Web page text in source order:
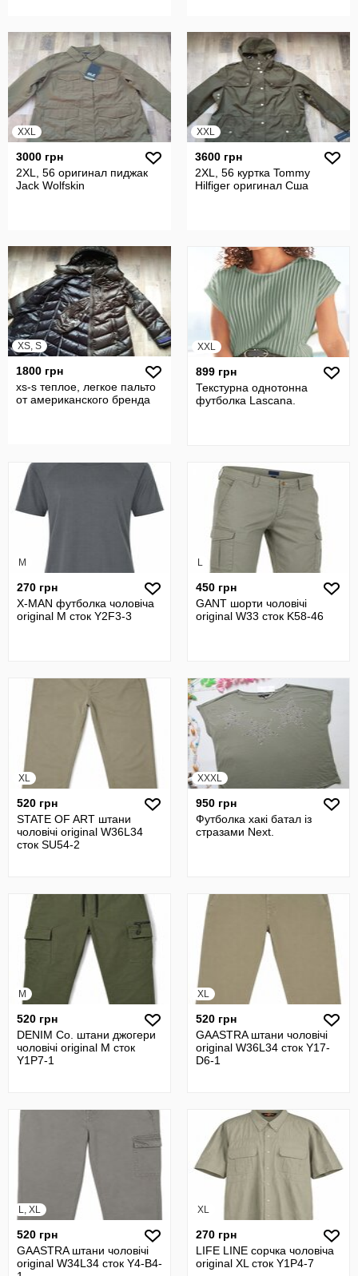
XXL
3000 грн
2XL, 56 оригинал пиджак
Jack Wolfskin
XXL
3600 грн
2XL, 56 куртка Tommy
Hilfiger оригинал Сша
XS, S
1800 грн
xs-s теплое, легкое пальто
от американского бренда
XXL
899 грн
Текстурна однотонна
футболка Lascana.
M
270 грн
X-MAN футболка чоловіча
original M сток Y2F3-3
L
450 грн
GANT шорти чоловічі
original W33 сток K58-46
XL
520 грн
STATE OF ART штани
чоловічі original W36L34
сток SU54-2
XXXL
950 грн
Футболка хакі батал із
стразами Next.
M
520 грн
DENIM Co. штани джогери
чоловічі original M сток
Y1P7-1
XL
520 грн
GAASTRA штани чоловічі
original W36L34 сток Y17-
D6-1
L, XL
520 грн
GAASTRA штани чоловічі
original W34L34 сток Y4-B4-
XL
270 грн
LIFE LINE сорчка чоловіча
original XL сток Y1P4-7